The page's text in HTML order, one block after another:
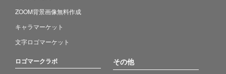
ZOOM背景画像無料作成
キャラマーケット
文字ロゴマーケット
ロゴマークラボ その他